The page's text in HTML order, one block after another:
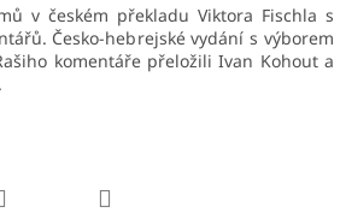
v českém překladu Viktora Fischla s
Česko-hebrejské vydání s výborem
komentáře přeložili Ivan Kohout a